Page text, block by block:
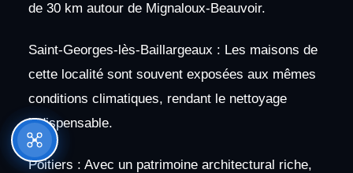
de 30 km autour de Mignaloux-Beauvoir.
Saint-Georges-lès-Baillargeaux : Les maisons de
cette localité sont souvent exposées aux mêmes
conditions climatiques, rendant le nettoyage
indispensable.
Poitiers : Avec un patrimoine architectural riche,